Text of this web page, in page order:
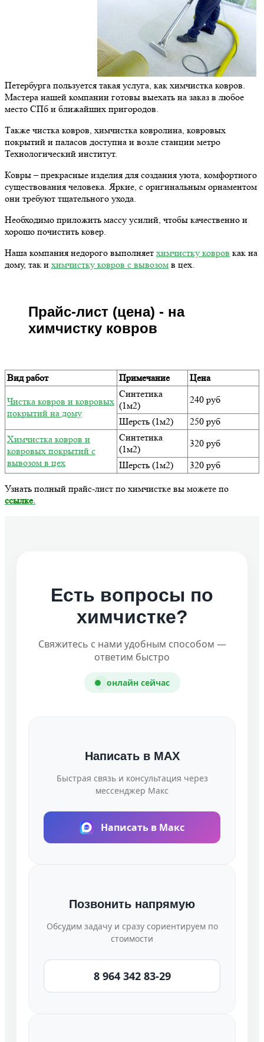
Петербурга пользуется такая услуга, как химчистка ковров.
Мастера нашей компании готовы выехать на заказ в любое
место СПб и ближайших пригородов.
Также чистка ковров, химчистка ковролина, ковровых
покрытий и паласов доступна и возле станции метро
Технологический институт.
Ковры – прекрасные изделия для создания уюта, комфортного
существования человека. Яркие, с оригинальным орнаментом
они требуют тщательного ухода.
Необходимо приложить массу усилий, чтобы качественно и
хорошо почистить ковер.
Наша компания недорого выполняет химчистку ковров как на
дому, так и химчистку ковров с вывозом в цех.
Прайс-лист (цена) - на
химчистку ковров
Вид работ Примечание Цена
Чистка ковров и ковровых
покрытий на дому
Синтетика
(1м2)
240 руб
Шерсть (1м2)
250 руб
Химчистка ковров и
ковровых покрытий с
вывозом в цех
Синтетика
(1м2)
320 руб
Шерсть (1м2)
320 руб
Узнать полный прайс-лист по химчистке вы можете по
ссылке.
Есть вопросы по
химчистке?
Свяжитесь с нами удобным способом —
ответим быстро
онлайн сейчас
Написать в MAX
Быстрая связь и консультация через
мессенджер Макс
Написать в Макс
Позвонить напрямую
Обсудим задачу и сразу сориентируем по
стоимости
8 964 342 83-29